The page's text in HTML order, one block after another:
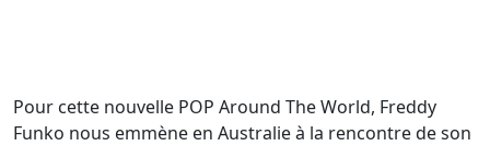
Pour cette nouvelle POP Around The World, Freddy
Funko nous emmène en Australie à la rencontre de son